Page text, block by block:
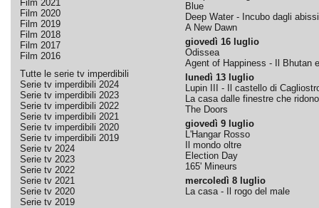
Film 2021
Film 2020
Film 2019
Film 2018
Film 2017
Film 2016
Tutte le serie tv imperdibili
Serie tv imperdibili 2024
Serie tv imperdibili 2023
Serie tv imperdibili 2022
Serie tv imperdibili 2021
Serie tv imperdibili 2020
Serie tv imperdibili 2019
Serie tv 2024
Serie tv 2023
Serie tv 2022
Serie tv 2021
Serie tv 2020
Serie tv 2019
Blue
Deep Water - Incubo dagli abissi
A New Dawn
giovedì 16 luglio
Odissea
Agent of Happiness - Il Bhutan
lunedì 13 luglio
Lupin III - Il castello di
La casa dalle finestre che ridono
The Doors
giovedì 9 luglio
L'Hangar Rosso
Il mondo oltre
Election Day
165' Mineurs
mercoledì 8 luglio
La casa - Il rogo del male